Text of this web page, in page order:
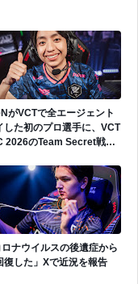
がVCTで全エージェント
した初のプロ選手に、VCT
2026のTeam Secret戦で
ナウイルスの後遺症から
復した」Xで近況を報告